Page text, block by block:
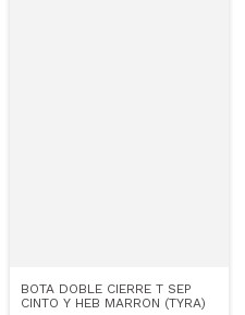
BOTA DOBLE CIERRE T SEP
CINTO Y HEB MARRON (TYRA)